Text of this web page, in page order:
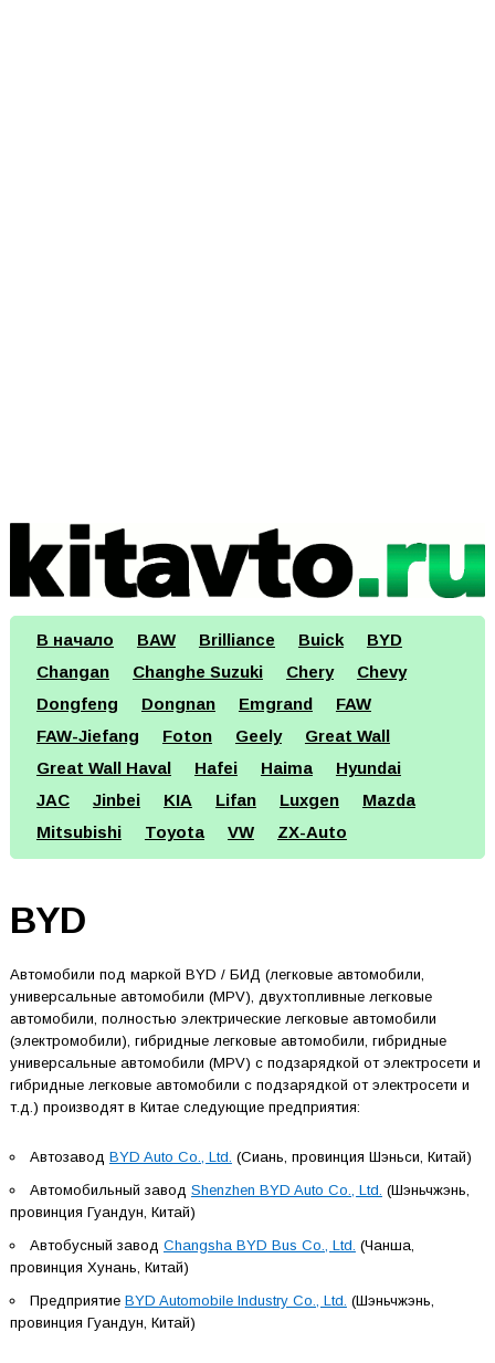
В начало BAW Brilliance Buick
BYD
Changan
Changhe Suzuki Chery
Chevy
Dongfeng
Dongnan Emgrand
FAW
FAW-Jiefang
Foton Geely
Great Wall
Great Wall Haval
Hafei Haima
Hyundai
JAC
Jinbei KIA Lifan Luxgen
Mazda
Mitsubishi
Toyota VW ZX-Auto
BYD
Автомобили под маркой BYD / БИД (легковые автомобили,
универсальные автомобили (MPV), двухтопливные легковые
автомобили, полностью электрические легковые автомобили
(электромобили), гибридные легковые автомобили, гибридные
универсальные автомобили (MPV) с подзарядкой от электросети и
гибридные легковые автомобили с подзарядкой от электросети и
т.д.) производят в Китае следующие предприятия:
Автозавод BYD Auto Co., Ltd. (Сиань, провинция Шэньси, Китай)
Автомобильный завод Shenzhen BYD Auto Co., Ltd. (Шэньчжэнь,
провинция Гуандун, Китай)
Автобусный завод Changsha BYD Bus Co., Ltd. (Чанша,
провинция Хунань, Китай)
Предприятие BYD Automobile Industry Co., Ltd. (Шэньчжэнь,
провинция Гуандун, Китай)